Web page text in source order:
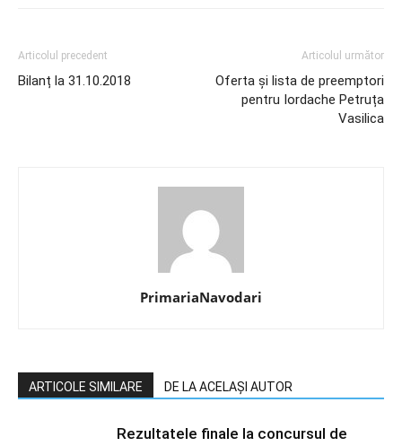
Articolul precedent
Bilanț la 31.10.2018
Articolul următor
Oferta și lista de preemptori
pentru Iordache Petruța
Vasilica
PrimariaNavodari
ARTICOLE SIMILARE DE LA ACELAȘI AUTOR
Rezultatele finale la concursul de